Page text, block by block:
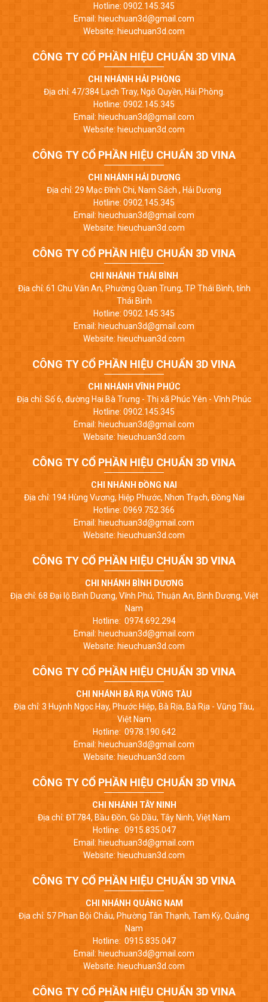
Hotline: 0902.145.345
Email: hieuchuan3d@gmail.com
Website: hieuchuan3d.com
CÔNG TY CỔ PHẦN HIỆU CHUẨN 3D VINA
CHI NHÁNH HẢI PHÒNG
Địa chỉ: 47/384 Lạch Tray, Ngô Quyền, Hải Phòng.
Hotline: 0902.145.345
Email: hieuchuan3d@gmail.com
Website: hieuchuan3d.com
CÔNG TY CỔ PHẦN HIỆU CHUẨN 3D VINA
CHI NHÁNH HẢI DƯƠNG
Địa chỉ: 29 Mạc Đĩnh Chi, Nam Sách , Hải Dương
Hotline: 0902.145.345
Email: hieuchuan3d@gmail.com
Website: hieuchuan3d.com
CÔNG TY CỔ PHẦN HIỆU CHUẨN 3D VINA
CHI NHÁNH THÁI BÌNH
Địa chỉ: 61 Chu Văn An, Phường Quan Trung, TP Thái Bình, tỉnh
Thái Bình
Hotline: 0902.145.345
Email: hieuchuan3d@gmail.com
Website: hieuchuan3d.com
CÔNG TY CỔ PHẦN HIỆU CHUẨN 3D VINA
CHI NHÁNH VĨNH PHÚC
Địa chỉ: Số 6, đường Hai Bà Trưng - Thị xã Phúc Yên - Vĩnh Phúc
Hotline: 0902.145.345
Email: hieuchuan3d@gmail.com
Website: hieuchuan3d.com
CÔNG TY CỔ PHẦN HIỆU CHUẨN 3D VINA
CHI NHÁNH ĐỒNG NAI
Địa chỉ: 194 Hùng Vương, Hiệp Phước, Nhơn Trạch, Đồng Nai
Hotline: 0969.752.366
Email: hieuchuan3d@gmail.com
Website: hieuchuan3d.com
CÔNG TY CỔ PHẦN HIỆU CHUẨN 3D VINA
CHI NHÁNH BÌNH DƯƠNG
Địa chỉ: 68 Đại lộ Bình Dương, Vĩnh Phú, Thuận An, Bình Dương, Việt
Nam
Hotline: 0974.692.294
Email: hieuchuan3d@gmail.com
Website: hieuchuan3d.com
CÔNG TY CỔ PHẦN HIỆU CHUẨN 3D VINA
CHI NHÁNH BÀ RỊA VŨNG TÀU
Địa chỉ: 3 Huỳnh Ngọc Hay, Phước Hiệp, Bà Rịa, Bà Rịa - Vũng Tàu,
Việt Nam
Hotline: 0978.190.642
Email: hieuchuan3d@gmail.com
Website: hieuchuan3d.com
CÔNG TY CỔ PHẦN HIỆU CHUẨN 3D VINA
CHI NHÁNH TÂY NINH
Địa chỉ: ĐT784, Bầu Đồn, Gò Dầu, Tây Ninh, Việt Nam
Hotline: 0915.835.047
Email: hieuchuan3d@gmail.com
Website: hieuchuan3d.com
CÔNG TY CỔ PHẦN HIỆU CHUẨN 3D VINA
CHI NHÁNH QUẢNG NAM
Địa chỉ: 57 Phan Bội Châu, Phường Tân Thạnh, Tam Kỳ, Quảng
Nam
Hotline: 0915.835.047
Email: hieuchuan3d@gmail.com
Website: hieuchuan3d.com
CÔNG TY CỔ PHẦN HIỆU CHUẨN 3D VINA